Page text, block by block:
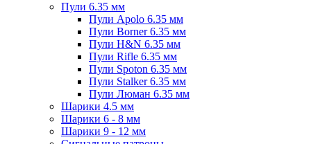
Пули 6.35 мм
Пули Apolo 6.35 мм
Пули Borner 6.35 мм
Пули H&N 6.35 мм
Пули Rifle 6.35 мм
Пули Spoton 6.35 мм
Пули Stalker 6.35 мм
Пули Люман 6.35 мм
Шарики 4.5 мм
Шарики 6 - 8 мм
Шарики 9 - 12 мм